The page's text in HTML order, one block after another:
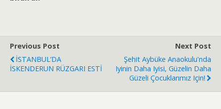
Previous Post
İSTANBUL’DA
İSKENDERUN RÜZGARI ESTİ
Next Post
Şehit Aybüke Anaokulu'nda
Iyinin Daha Iyisi, Güzelin Daha
Güzeli Çocuklarımız Için!